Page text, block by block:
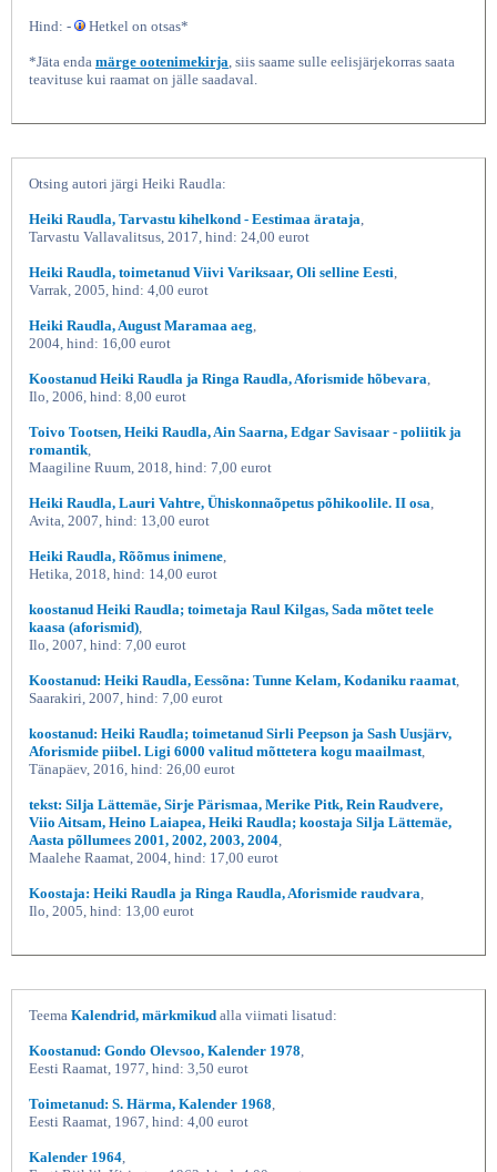
Hind: - Hetkel on otsas*
*Jäta enda märge ootenimekirja, siis saame sulle eelisjärjekorras saata
teavituse kui raamat on jälle saadaval.
Otsing autori järgi Heiki Raudla:
Heiki Raudla, Tarvastu kihelkond - Eestimaa ärataja,
Tarvastu Vallavalitsus, 2017, hind: 24,00 eurot
Heiki Raudla, toimetanud Viivi Variksaar, Oli selline Eesti,
Varrak, 2005, hind: 4,00 eurot
Heiki Raudla, August Maramaa aeg,
2004, hind: 16,00 eurot
Koostanud Heiki Raudla ja Ringa Raudla, Aforismide hõbevara,
Ilo, 2006, hind: 8,00 eurot
Toivo Tootsen, Heiki Raudla, Ain Saarna, Edgar Savisaar - poliitik ja
romantik,
Maagiline Ruum, 2018, hind: 7,00 eurot
Heiki Raudla, Lauri Vahtre, Ühiskonnaõpetus põhikoolile. II osa,
Avita, 2007, hind: 13,00 eurot
Heiki Raudla, Rõõmus inimene,
Hetika, 2018, hind: 14,00 eurot
koostanud Heiki Raudla; toimetaja Raul Kilgas, Sada mõtet teele
kaasa (aforismid),
Ilo, 2007, hind: 7,00 eurot
Koostanud: Heiki Raudla, Eessõna: Tunne Kelam, Kodaniku raamat,
Saarakiri, 2007, hind: 7,00 eurot
koostanud: Heiki Raudla; toimetanud Sirli Peepson ja Sash Uusjärv,
Aforismide piibel. Ligi 6000 valitud mõttetera kogu maailmast,
Tänapäev, 2016, hind: 26,00 eurot
tekst: Silja Lättemäe, Sirje Pärismaa, Merike Pitk, Rein Raudvere,
Viio Aitsam, Heino Laiapea, Heiki Raudla; koostaja Silja Lättemäe,
Aasta põllumees 2001, 2002, 2003, 2004,
Maalehe Raamat, 2004, hind: 17,00 eurot
Koostaja: Heiki Raudla ja Ringa Raudla, Aforismide raudvara,
Ilo, 2005, hind: 13,00 eurot
Teema Kalendrid, märkmikud alla viimati lisatud:
Koostanud: Gondo Olevsoo, Kalender 1978,
Eesti Raamat, 1977, hind: 3,50 eurot
Toimetanud: S. Härma, Kalender 1968,
Eesti Raamat, 1967, hind: 4,00 eurot
Kalender 1964,